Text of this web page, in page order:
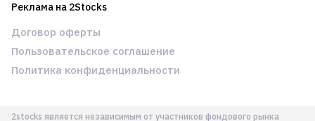
Реклама на 2Stocks
2stocks является независимым от участников фондового рынка
Договор оферты
Пользовательское соглашение
Политика конфиденциальности